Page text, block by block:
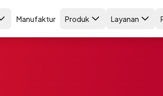
Manufaktur Produk Layanan